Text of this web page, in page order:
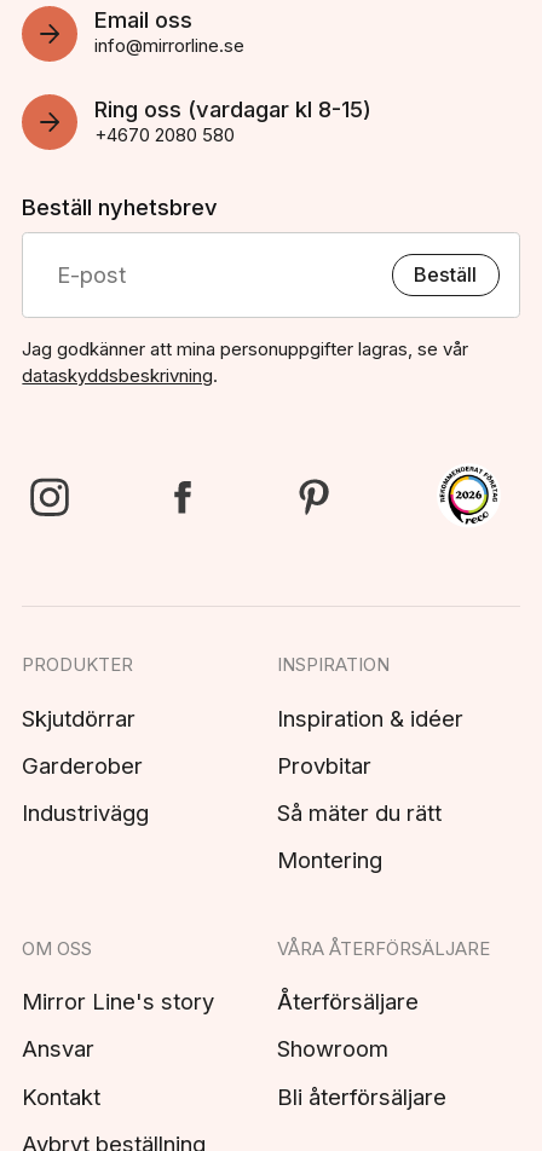
Email oss
info@mirrorline.se
Ring oss (vardagar kl 8-15)
+4670 2080 580
Beställ nyhetsbrev
Beställ
Jag godkänner att mina personuppgifter lagras, se vår
dataskyddsbeskrivning.
PRODUKTER
Skjutdörrar
Garderober
Industrivägg
INSPIRATION
Inspiration & idéer
Provbitar
Så mäter du rätt
Montering
OM OSS
Mirror Line's story
Ansvar
Kontakt
Avbryt beställning
VÅRA ÅTERFÖRSÄLJARE
Återförsäljare
Showroom
Bli återförsäljare